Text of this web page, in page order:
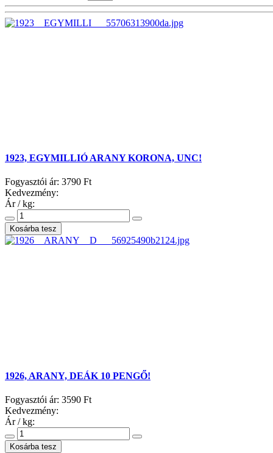
1923, EGYMILLIÓ ARANY KORONA, UNC!
Fogyasztói ár: 3790 Ft
Kedvezmény:
Ár / kg:
1926, ARANY, DEÁK 10 PENGŐ!
Fogyasztói ár: 3590 Ft
Kedvezmény:
Ár / kg: